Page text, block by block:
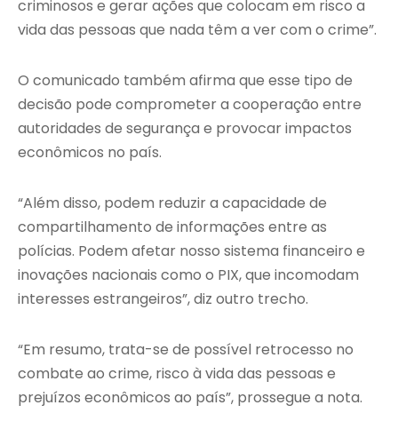
criminosos e gerar ações que colocam em risco a
vida das pessoas que nada têm a ver com o crime”.
O comunicado também afirma que esse tipo de
decisão pode comprometer a cooperação entre
autoridades de segurança e provocar impactos
econômicos no país.
“Além disso, podem reduzir a capacidade de
compartilhamento de informações entre as
polícias. Podem afetar nosso sistema financeiro e
inovações nacionais como o PIX, que incomodam
interesses estrangeiros”, diz outro trecho.
“Em resumo, trata-se de possível retrocesso no
combate ao crime, risco à vida das pessoas e
prejuízos econômicos ao país”, prossegue a nota.